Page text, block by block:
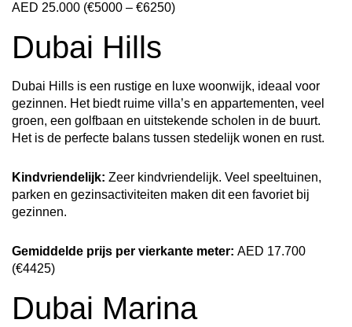
AED 25.000 (€5000 – €6250)
Dubai Hills
Dubai Hills is een rustige en luxe woonwijk, ideaal voor
gezinnen. Het biedt ruime villa’s en appartementen, veel
groen, een golfbaan en uitstekende scholen in de buurt.
Het is de perfecte balans tussen stedelijk wonen en rust.
Kindvriendelijk: Zeer kindvriendelijk. Veel speeltuinen,
parken en gezinsactiviteiten maken dit een favoriet bij
gezinnen.
Gemiddelde prijs per vierkante meter: AED 17.700
(€4425)
Dubai Marina